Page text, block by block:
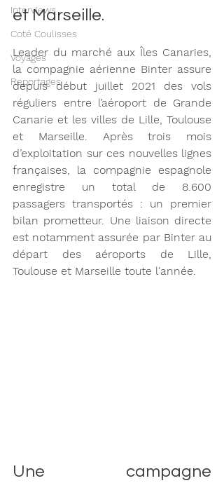
Interviews
Coté Coulisses
Voyages
Reportages
et Marseille.
Leader du marché aux Îles Canaries,
la compagnie aérienne Binter assure
depuis début juillet 2021 des vols
réguliers entre l’aéroport de Grande
Canarie et les villes de Lille, Toulouse
et Marseille. Après trois mois
d’exploitation sur ces nouvelles lignes
françaises, la compagnie espagnole
enregistre un total de 8.600
passagers transportés : un premier
bilan prometteur. Une liaison directe
est notamment assurée par Binter au
départ des aéroports de Lille,
Toulouse et Marseille toute l'année.
Une campagne